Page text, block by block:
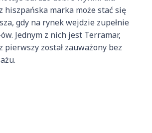
hiszpańska marka może stać się
gdy na rynek wejdzie zupełnie
Jednym z nich jest Terramar,
pierwszy został zauważony bez